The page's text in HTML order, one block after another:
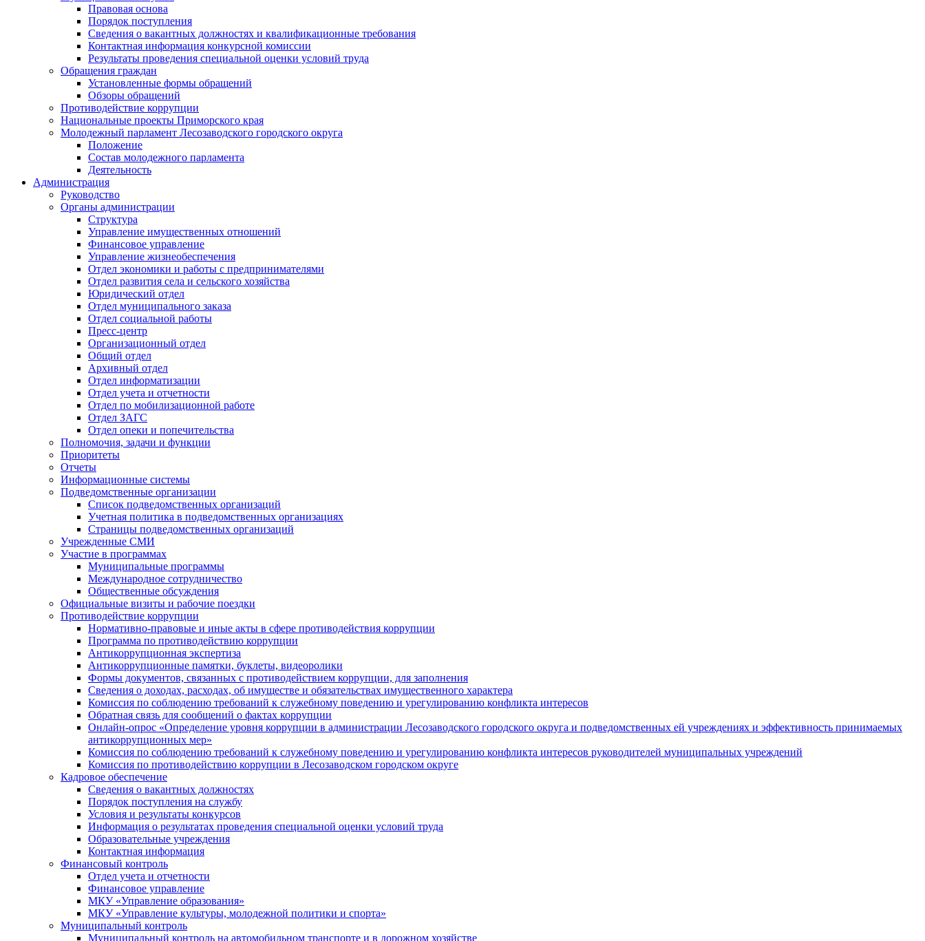
Правовая основа
Порядок поступления
Сведения о вакантных должностях и квалификационные требования
Контактная информация конкурсной комиссии
Результаты проведения специальной оценки условий труда
Обращения граждан
Установленные формы обращений
Обзоры обращений
Противодействие коррупции
Национальные проекты Приморского края
Молодежный парламент Лесозаводского городского округа
Положение
Состав молодежного парламента
Деятельность
Администрация
Руководство
Органы администрации
Структура
Управление имущественных отношений
Финансовое управление
Управление жизнеобеспечения
Отдел экономики и работы с предпринимателями
Отдел развития села и сельского хозяйства
Юридический отдел
Отдел муниципального заказа
Отдел социальной работы
Пресс-центр
Организационный отдел
Общий отдел
Архивный отдел
Отдел информатизации
Отдел учета и отчетности
Отдел по мобилизационной работе
Отдел ЗАГС
Отдел опеки и попечительства
Полномочия, задачи и функции
Приоритеты
Отчеты
Информационные системы
Подведомственные организации
Список подведомственных организаций
Учетная политика в подведомственных организациях
Страницы подведомственных организаций
Учрежденные СМИ
Участие в программах
Муниципальные программы
Международное сотрудничество
Общественные обсуждения
Официальные визиты и рабочие поездки
Противодействие коррупции
Нормативно-правовые и иные акты в сфере противодействия коррупции
Программа по противодействию коррупции
Антикоррупционная экспертиза
Антикоррупционные памятки, буклеты, видеоролики
Формы документов, связанных с противодействием коррупции, для заполнения
Сведения о доходах, расходах, об имуществе и обязательствах имущественного характера
Комиссия по соблюдению требований к служебному поведению и урегулированию конфликта интересов
Обратная связь для сообщений о фактах коррупции
Онлайн-опрос «Определение уровня коррупции в администрации Лесозаводского городского округа и подведомственных ей учреждениях и эффективность принимаемых
антикоррупционных мер»
Комиссия по соблюдению требований к служебному поведению и урегулированию конфликта интересов руководителей муниципальных учреждений
Комиссия по противодействию коррупции в Лесозаводском городском округе
Кадровое обеспечение
Сведения о вакантных должностях
Порядок поступления на службу
Условия и результаты конкурсов
Информация о результатах проведения специальной оценки условий труда
Образовательные учреждения
Контактная информация
Финансовый контроль
Отдел учета и отчетности
Финансовое управление
МКУ «Управление образования»
МКУ «Управление культуры, молодежной политики и спорта»
Муниципальный контроль
Муниципальный контроль на автомобильном транспорте и в дорожном хозяйстве